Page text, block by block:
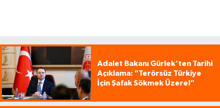
Adalet Bakanı Gürlek'ten Tarihi
Açıklama: "Terörsüz Türkiye
İçin Şafak Sökmek Üzere!"